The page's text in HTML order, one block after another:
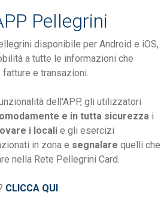
Pellegrini
disponibile per Android e iOS,
a tutte le informazioni che
e transazioni.
dell'APP, gli utilizzatori
e in tutta sicurezza i
i locali e gli esercizi
in zona e segnalare quelli che
nella Rete Pellegrini Card.
CLICCA QUI